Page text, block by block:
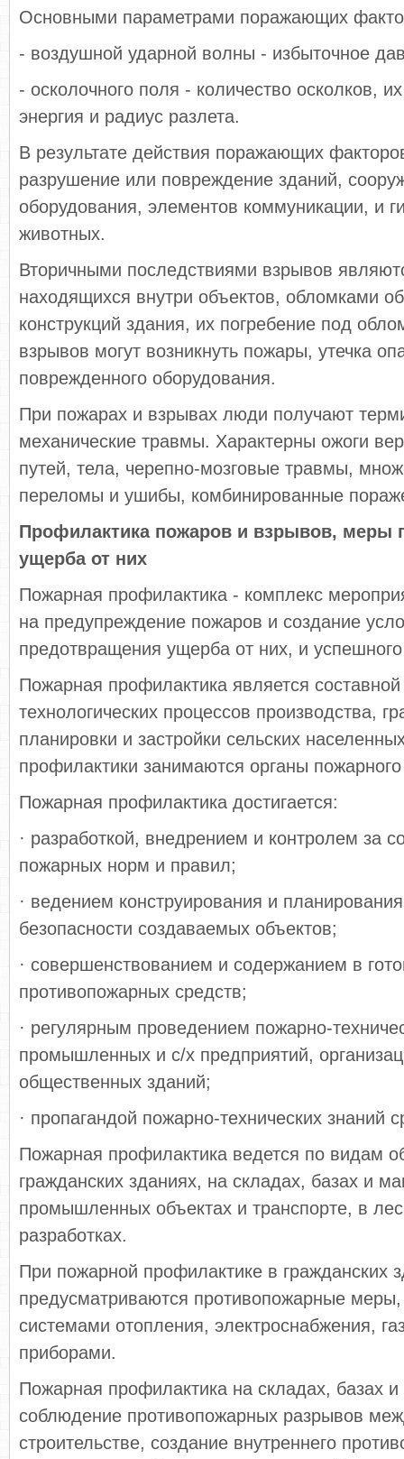
Основными параметрами поражающих
- воздушной ударной волны - избыточное
- осколочного поля - количество осколков,
энергия и радиус разлета.
В результате действия поражающих
разрушение или повреждение зданий,
оборудования, элементов коммуникации, и
животных.
Вторичными последствиями взрывов
находящихся внутри объектов, обломками
конструкций здания, их погребение под
взрывов могут возникнуть пожары, утечка
поврежденного оборудования.
При пожарах и взрывах люди получают
механические травмы. Характерны ожоги
путей, тела, черепно-мозговые травмы,
переломы и ушибы, комбинированные
Профилактика пожаров и взрывов, меры
ущерба от них
Пожарная профилактика - комплекс
на предупреждение пожаров и создание
предотвращения ущерба от них, и
Пожарная профилактика является
технологических процессов производства,
планировки и застройки сельских
профилактики занимаются органы
Пожарная профилактика достигается:
· разработкой, внедрением и контролем за
пожарных норм и правил;
· ведением конструирования и
безопасности создаваемых объектов;
· совершенствованием и содержанием в
противопожарных средств;
· регулярным проведением пожарно-
промышленных и с/х предприятий,
общественных зданий;
· пропагандой пожарно-технических знаний
Пожарная профилактика ведется по видам
гражданских зданиях, на складах, базах и
промышленных объектах и транспорте, в
разработках.
При пожарной профилактике в гражданских
предусматриваются противопожарные
системами отопления, электроснабжения,
приборами.
Пожарная профилактика на складах, базах и
соблюдение противопожарных разрывов
строительстве, создание внутреннего